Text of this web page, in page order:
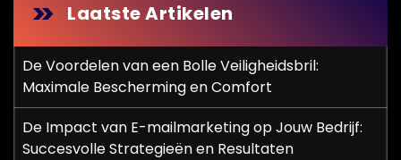
Laatste Artikelen
De Voordelen van een Bolle Veiligheidsbril:
Maximale Bescherming en Comfort
De Impact van E-mailmarketing op Jouw Bedrijf:
Succesvolle Strategieën en Resultaten